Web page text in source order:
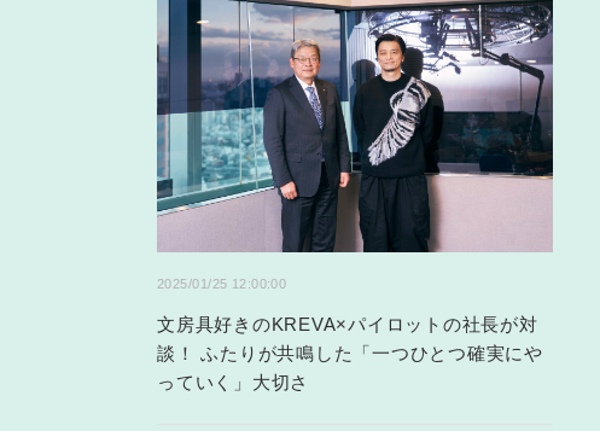
2025/01/25 12:00:00
文房具好きのKREVA×パイロットの社長が対
談！ ふたりが共鳴した「一つひとつ確実にや
っていく」大切さ